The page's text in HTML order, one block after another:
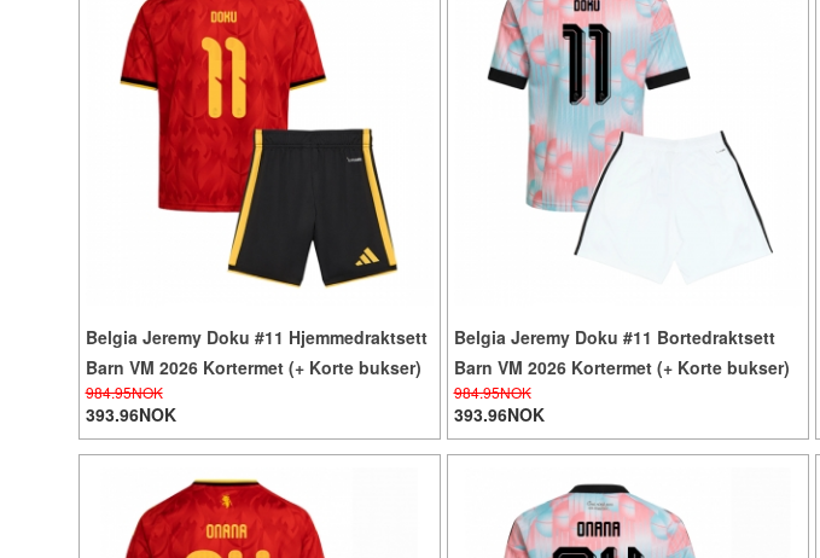
Belgia Jeremy Doku #11 Hjemmedraktsett
Barn VM 2026 Kortermet (+ Korte bukser)
984.95NOK
393.96NOK
Belgia Jeremy Doku #11 Bortedraktsett
Barn VM 2026 Kortermet (+ Korte bukser)
984.95NOK
393.96NOK